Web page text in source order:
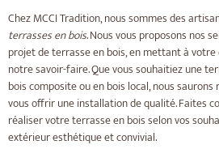
Chez MCCI Tradition, nous sommes des
terrasses en bois. Nous vous proposons nos
projet de terrasse en bois, en mettant à
notre savoir-faire. Que vous souhaitiez une
bois composite ou en bois local, nous
vous offrir une installation de qualité. Faites
réaliser votre terrasse en bois selon vos
extérieur esthétique et convivial.